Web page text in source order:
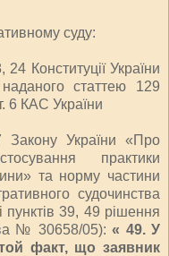
суду:
Конституції України
статтею 129
6 КАС України
Закону України «Про
практики
та норму частини
судочинства
пунктів 39, 49 рішення
№ 30658/05):« 49. У
факт, що заявник